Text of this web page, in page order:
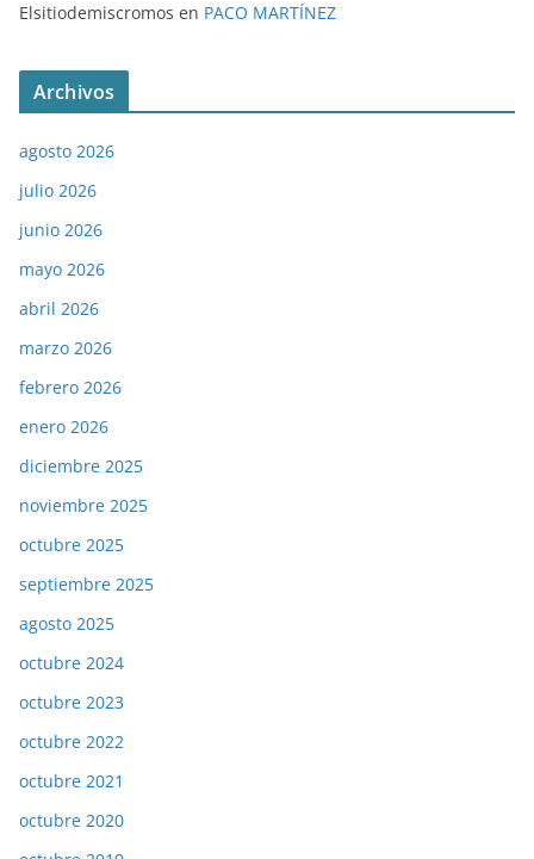
Elsitiodemiscromos en PACO MARTÍNEZ
Archivos
agosto 2026
julio 2026
junio 2026
mayo 2026
abril 2026
marzo 2026
febrero 2026
enero 2026
diciembre 2025
noviembre 2025
octubre 2025
septiembre 2025
agosto 2025
octubre 2024
octubre 2023
octubre 2022
octubre 2021
octubre 2020